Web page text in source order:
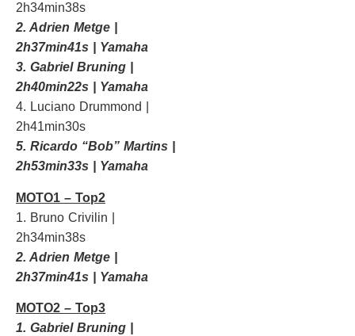
2h34min38s
2. Adrien Metge |
2h37min41s | Yamaha
3. Gabriel Bruning |
2h40min22s | Yamaha
4. Luciano Drummond |
2h41min30s
5. Ricardo “Bob” Martins |
2h53min33s | Yamaha
MOTO1 – Top2
1. Bruno Crivilin |
2h34min38s
2. Adrien Metge |
2h37min41s | Yamaha
MOTO2 – Top3
1. Gabriel Bruning |